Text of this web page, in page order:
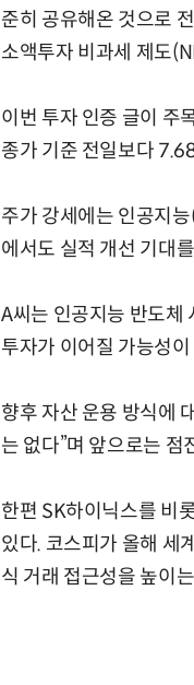
준히 공유해온 것으로
소액투자 비과세 제도
이번 투자 인증 글이 주
종가 기준 전일보다
주가 강세에는 인공지
에서도 실적 개선 기대
A씨는 인공지능 반도체
투자가 이어질 가능성
향후 자산 운용 방식에
는 없다”며 앞으로는
한편 SK하이닉스를 비
있다. 코스피가 올해 세
식 거래 접근성을 높이